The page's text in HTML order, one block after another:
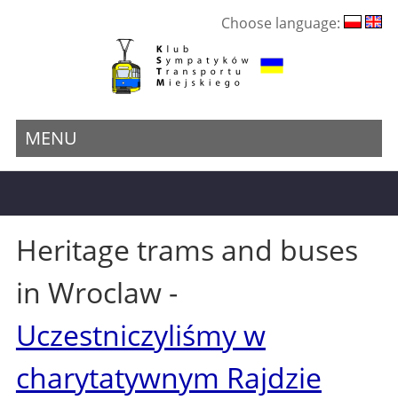
Choose language:
MENU
Heritage trams and buses
in Wroclaw -
Uczestniczyliśmy w
charytatywnym Rajdzie